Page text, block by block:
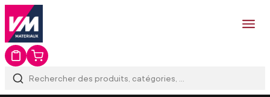
Tous les produits pour